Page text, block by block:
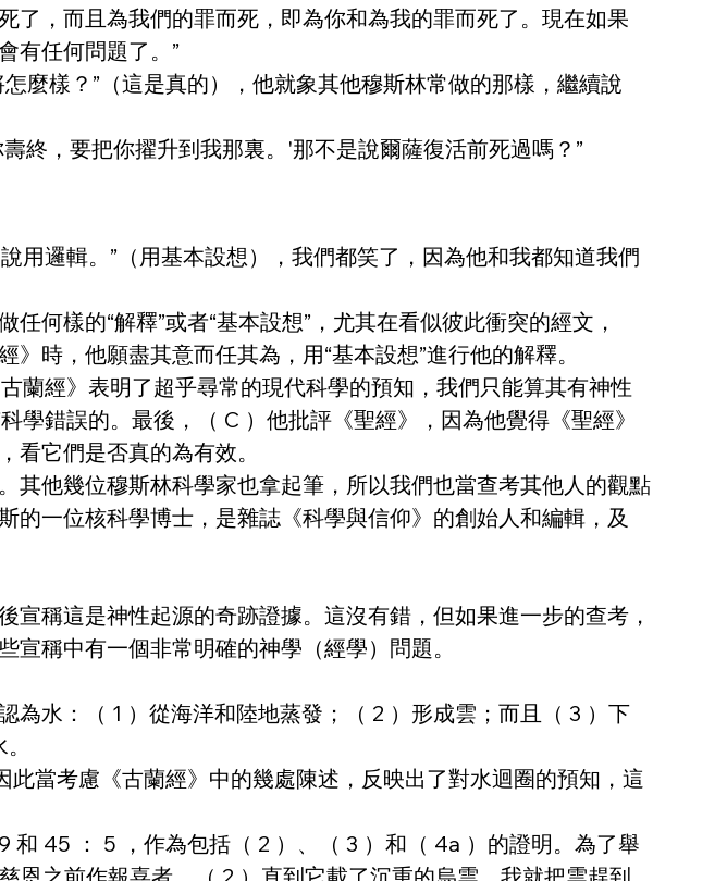
，而且為我們的罪而死，即為你和為我的罪而死了。現在如果
有任何問題了。”
麼樣？”（這是真的），他就象其他穆斯林常做的那樣，繼續說
終，要把你擢升到我那裏。'那不是說爾薩復活前死過嗎？”
用邏輯。”（用基本設想），我們都笑了，因為他和我都知道我們
何樣的“解釋”或者“基本設想”，尤其在看似彼此衝突的經文，
時，他願盡其意而任其為，用“基本設想”進行他的解釋。
蘭經》表明了超乎尋常的現代科學的預知，我們只能算其有神性
錯誤的。最後，（ C ）他批評《聖經》，因為他覺得《聖經》
它們是否真的為有效。
他幾位穆斯林科學家也拿起筆，所以我們也當查考其他人的觀點
一位核科學博士，是雜誌《科學與信仰》的創始人和編輯，及
稱這是神性起源的奇跡證據。這沒有錯，但如果進一步的查考，
稱中有一個非常明確的神學（經學）問題。
水：（ 1 ）從海洋和陸地蒸發；（ 2 ）形成雲；而且（ 3 ）下
當考慮《古蘭經》中的幾處陳述，反映出了對水迴圈的預知，這
45 ： 5 ，作為包括（ 2 ）、（ 3 ）和（ 4a ）的證明。為了舉